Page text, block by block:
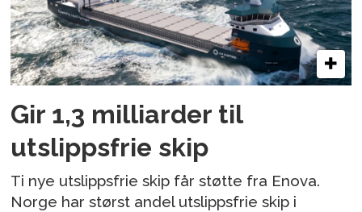
Gir 1,3 milliarder til
utslippsfrie skip
Ti nye utslippsfrie skip får støtte fra Enova.
Norge har størst andel utslippsfrie skip i